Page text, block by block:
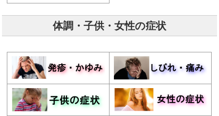
体調・子供・女性の症状